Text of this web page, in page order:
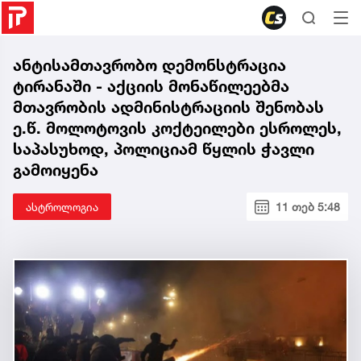
ანტისამთავრობო დემონსტრაცია
ტირანაში - აქციის მონაწილეებმა
მთავრობის ადმინისტრაციის შენობას
ე.წ. მოლოტოვის კოქტეილები ესროლეს,
საპასუხოდ, პოლიციამ წყლის ჭავლი
გამოიყენა
ასტროლოგია 11 თებ 5:48